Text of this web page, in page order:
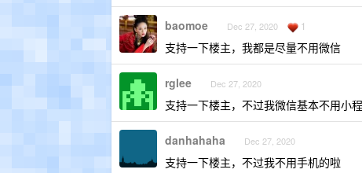
baomoe Dec 27, 2020 1
支持一下楼主，我都是尽量不用微信
rglee Dec 27, 2020
支持一下楼主，不过我微信基本不用小
danhahaha Dec 27, 2020
支持一下楼主，不过我不用手机的啦